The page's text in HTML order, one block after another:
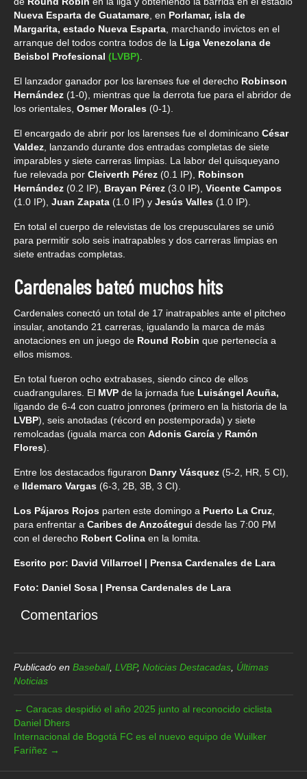
Nueva Esparta de Guatamare , en Porlamar, isla de
Margarita, estado Nueva Esparta , marchando invictos en el
arranque del todos contra todos de la Liga Venezolana de
Beisbol Profesional (LVBP)
El lanzador ganador por los larenses fue el derecho Robinson
Hernández (1-0), mientras que la derrota fue para el abridor de
los orientales, Osmer Morales (0-1).
El encargado de abrir por los larenses fue el dominicano César
Valdez , lanzando durante dos entradas completas de siete
imparables y siete carreras limpias. La labor del quisqueyano
fue relevada por Cleiverth Pérez (0.1 IP), Robinson
Hernández (0.2 IP), Brayan Pérez (3.0 IP), Vicente Campos
(1.0 IP), Juan Zapata (1.0 IP) y Jesús Valles (1.0 IP).
En total el cuerpo de relevistas de los crepusculares se unió
para permitir solo seis inatrapables y dos carreras limpias en
siete entradas completas.
Cardenales bateó muchos hits
Cardenales conectó un total de 17 inatrapables ante el pitcheo
insular, anotando 21 carreras, igualando la marca de más
anotaciones en un juego de Round Robin que pertenecía a
ellos mismos.
En total fueron ocho extrabases, siendo cinco de ellos
cuadrangulares. El MVP de la jornada fue Luisángel Acuña,
ligando de 6-4 con cuatro jonrones (primero en la historia de la
LVBP), seis anotadas (récord en postemporada) y siete
remolcadas (iguala marca con Adonis García y Ramón
Flores).
Entre los destacados figuraron Danry Vásquez (5-2, HR, 5 CI),
e Ildemaro Vargas (6-3, 2B, 3B, 3 CI).
Los Pájaros Rojos parten este domingo a Puerto La Cruz
para enfrentar a Caribes de Anzoátegui desde las 7:00 PM
con el derecho Robert Colina en la lomita.
Escrito por: David Villarroel | Prensa Cardenales de Lara
Foto: Daniel Sosa | Prensa Cardenales de Lara
Comentarios
Publicado en Baseball, LVBP, Noticias Destacadas Últimas
Noticias
← Caracas despidió el año 2025 junto al reconocido ciclista
Daniel Dhers
Internacional de Bogotá FC es el nuevo equipo de Wuilker
Faríñez →